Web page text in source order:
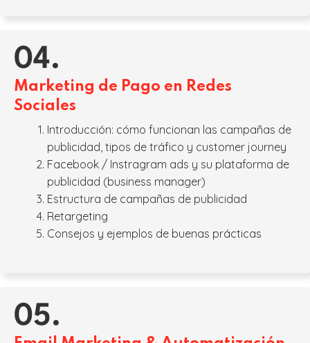
04.
Marketing de Pago en Redes
Sociales
Introducción: cómo funcionan las campañas de
publicidad, tipos de tráfico y customer journey
Facebook / Instragram ads y su plataforma de
publicidad (business manager)
Estructura de campañas de publicidad
Retargeting
Consejos y ejemplos de buenas prácticas
05.